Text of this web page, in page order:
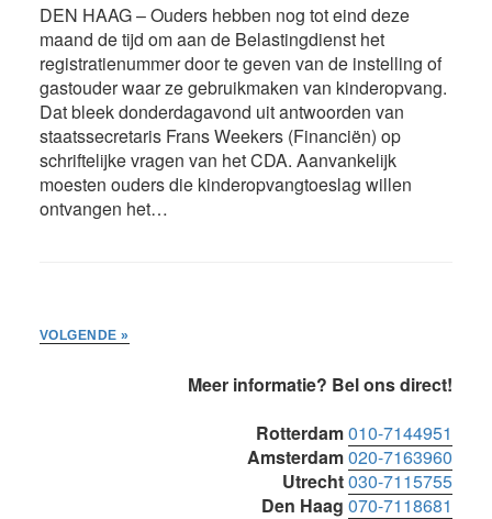
DEN HAAG – Ouders hebben nog tot eind deze
maand de tijd om aan de Belastingdienst het
registratienummer door te geven van de instelling of
gastouder waar ze gebruikmaken van kinderopvang.
Dat bleek donderdagavond uit antwoorden van
staatssecretaris Frans Weekers (Financiën) op
schriftelijke vragen van het CDA. Aanvankelijk
moesten ouders die kinderopvangtoeslag willen
ontvangen het…
VOLGENDE »
Meer informatie? Bel ons direct!
Rotterdam010-7144951
Amsterdam020-7163960
Utrecht030-7115755
Den Haag 070-7118681